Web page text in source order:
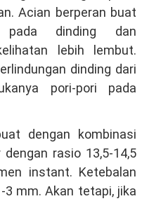
Acian berperan buat
pada dinding dan
lebih lembut.
dinding dari
pori-pori pada
dengan kombinasi
rasio 13,5-14,5
instant. Ketebalan
3 mm. Akan tetapi, jika